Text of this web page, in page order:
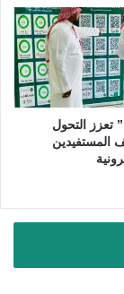
” تعزز التحول
المستفيدين